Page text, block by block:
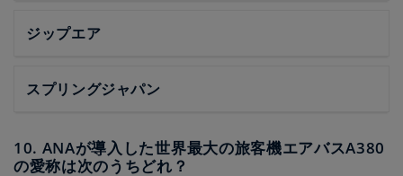
ジップエア
スプリングジャパン
10. ANAが導入した世界最大の旅客機エアバスA380
の愛称は次のうちどれ？